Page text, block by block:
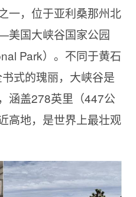
一，位于亚利桑那州北
国大峡谷国家公园
Park）。不同于黄石
书式的瑰丽，大峡谷是
涵盖278英里（447公
高地，是世界上最壮观